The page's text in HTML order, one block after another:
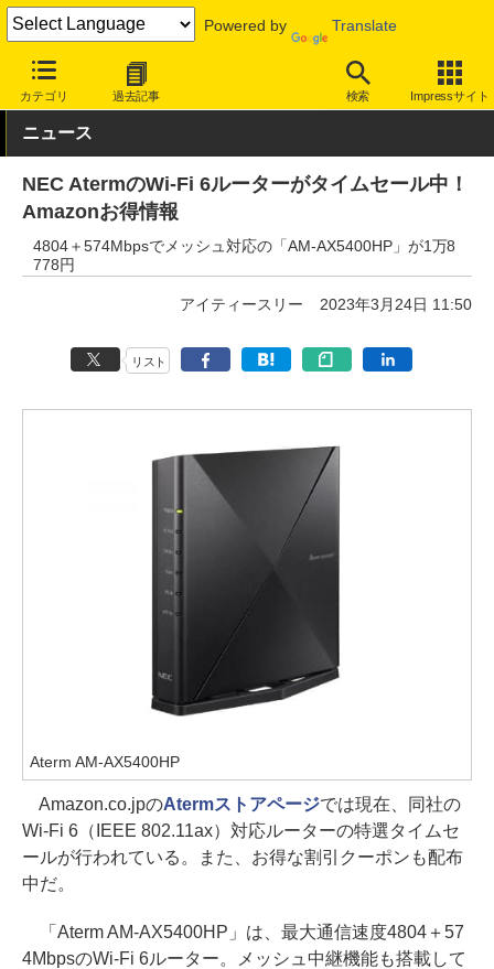
Powered by Translate
カテゴリ 過去記事 検索 Impressサイト
INTERNET Watch セール情報
ニュース
NEC AtermのWi-Fi 6ルーターがタイムセール中！
Amazonお得情報
4804＋574Mbpsでメッシュ対応の「AM-AX5400HP」が1万8
778円
アイティースリー 2023年3月24日 11:50
リスト
Aterm AM-AX5400HP
Amazon.co.jpのAtermストアページでは現在、同社の
Wi-Fi 6（IEEE 802.11ax）対応ルーターの特選タイムセ
ールが行われている。また、お得な割引クーポンも配布
中だ。
「Aterm AM-AX5400HP」は、最大通信速度4804＋57
4MbpsのWi-Fi 6ルーター。メッシュ中継機能も搭載して